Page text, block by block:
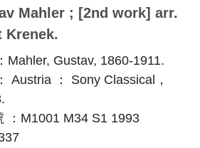
Mahler ; [2nd work] arr.
Krenek.
Mahler, Gustav, 1860-1911.
Austria ： Sony Classical，
：M1001 M34 S1 1993